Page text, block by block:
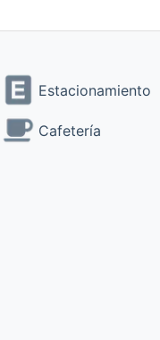
Estacionamiento
Cafetería